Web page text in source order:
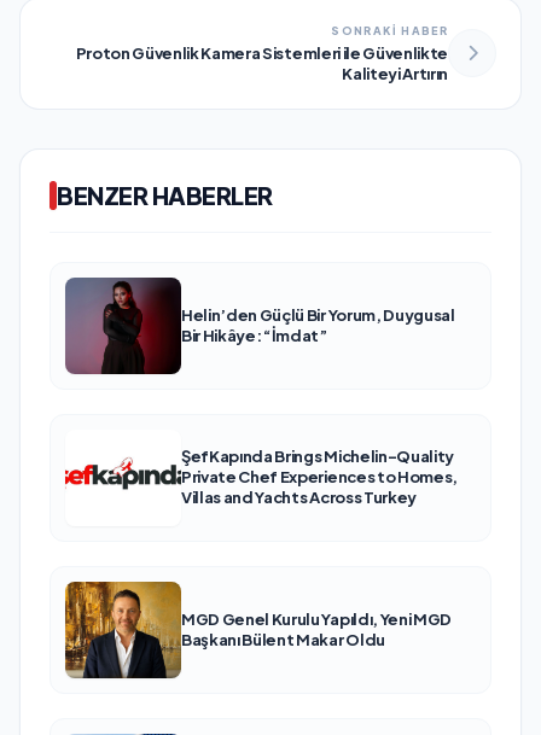
SONRAKİ HABER
Proton Güvenlik Kamera Sistemleri ile Güvenlikte
Kaliteyi Artırın
BENZER HABERLER
Helin’den Güçlü Bir Yorum, Duygusal
Bir Hikâye: “İmdat”
ŞefKapında Brings Michelin-Quality
Private Chef Experiences to Homes,
Villas and Yachts Across Turkey
MGD Genel Kurulu Yapıldı, Yeni MGD
Başkanı Bülent Makar Oldu